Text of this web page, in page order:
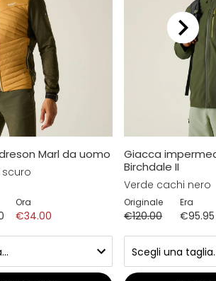
Marl da uomo
scuro
Ora
€34.00
Giacca
Birchdale II
Verde cachi nero
Originale
€120.00
Era
€95.95